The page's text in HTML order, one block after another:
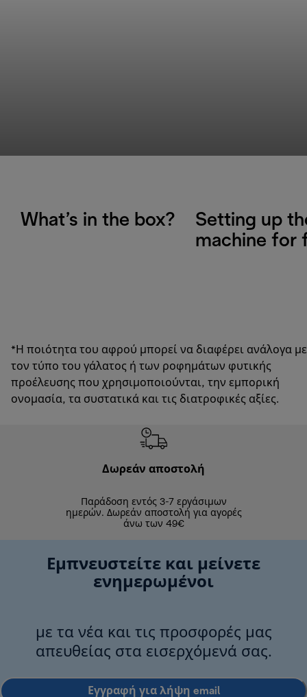
What’s in the box?
Setting up
machine for
*Η ποιότητα του αφρού μπορεί να διαφέρει ανάλογα με
τον τύπο του γάλατος ή των ροφημάτων φυτικής
προέλευσης που χρησιμοποιούνται, την εμπορική
ονομασία, τα συστατικά και τις διατροφικές αξίες.
Δωρεάν αποστολή
Παράδοση εντός 3-7 εργάσιμων
ημερών. Δωρεάν αποστολή για αγορές
άνω των 49€
Εμπνευστείτε και μείνετε
ενημερωμένοι
με τα νέα και τις προσφορές μας
απευθείας στα εισερχόμενά σας.
Εγγραφή για λήψη email